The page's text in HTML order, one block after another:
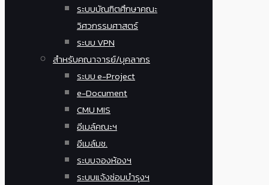
ระบบบัณฑิตศึกษาคณะ
วิศวกรรมศาสตร์
ระบบ VPN
สำหรับคณาจารย์/บุคลากร
ระบบ e-Project
e-Document
CMU MIS
อีเมล์คณะฯ
อีเมล์มช.
ระบบจองห้องฯ
ระบบแจ้งซ่อมบำรุงฯ